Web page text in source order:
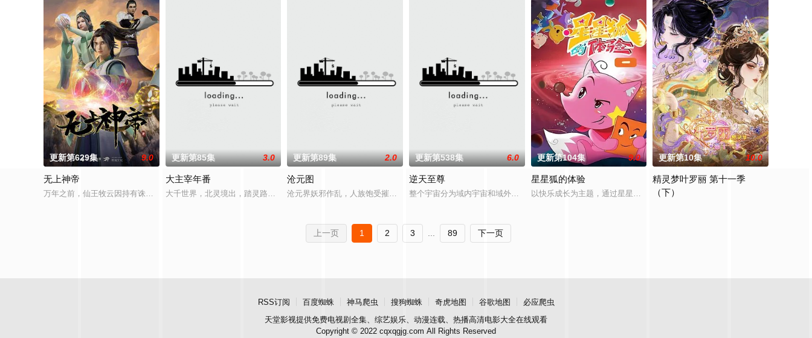
更新第629集 9.0
无上神帝
万年之前，仙王牧云因持有诛仙图而遭人暗算，残魂沉睡万年之后，在天运大陆南云帝国有名的“废物牧云”身上觉醒。牧云初醒，就受到了学生妙仙语的刻意
更新第85集 3.0
大主宰年番
大千世界，北灵境出，踏灵路，伐罗天，剑斩诛邪永定乾坤，万道争锋吾为主率! 天蚕土豆内容监制，爱奇艺全网独播。
更新第89集 2.0
沧元图
沧元界妖邪作乱，人族饱受摧残，主角孟川自小立下为母复仇的誓言，以镜湖道院为起点，凭借坚毅无畏的心志与利落果决的刀法身手，惩处奸恶，溃
更新第538集 6.0
逆天至尊
整个宇宙分为域内宇宙和域外宇宙，两个宇宙彼此为敌，域外宇宙由天魔统治，域内宇宙分为神界，仙界，凡间。
更新第104集 9.0
星星狐的体验
以快乐成长为主题，通过星星狐演绎不同的职业角色，帮助了孩子们了解职业
更新第10集 10.0
精灵梦叶罗丽 第十一季
（下）
上一页 1 2 3 ... 89 下一页
RSS订阅 百度蜘蛛 神马爬虫 搜狗蜘蛛 奇虎地图 谷歌地图
必应爬虫
天堂影视提供免费电视剧全集、综艺娱乐、动漫连载、热播高清电影大全在线观看
Copyright © 2022 cqxqgjg.com All Rights Reserved